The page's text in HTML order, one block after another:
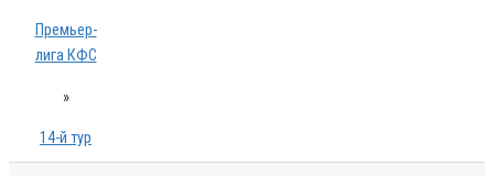
Премьер-
лига КФС
»
14-й тур